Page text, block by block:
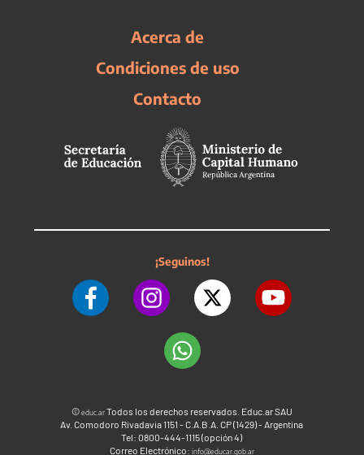
Acerca de
Condiciones de uso
Contacto
¡Seguinos!
©educ.arTodos los derechos reservados. Educ.ar SAU
Av. Comodoro Rivadavia 1151 - C.A.B.A. CP (1429) - Argentina
Tel: 0800-444-1115 (opción 4)
Correo Electrónico: info@educar.gob.ar